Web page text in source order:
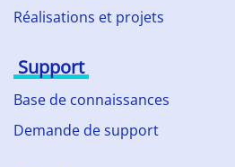
Réalisations et projets
Support
Base de connaissances
Demande de support